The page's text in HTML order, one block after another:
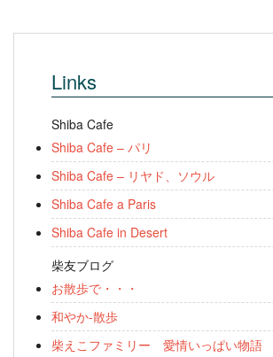
Links
Shiba Cafe
Shiba Cafe – パリ
Shiba Cafe – リヤド、ソウル
Shiba Cafe a Paris
Shiba Cafe in Desert
柴友ブログ
お散歩で・・・
和やか-散歩
柴えこファミリー 愛情いっぱい物語